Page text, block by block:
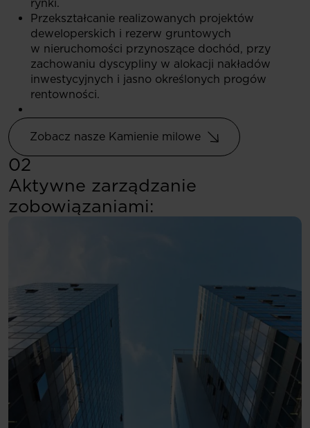
rynki.
Przekształcanie realizowanych projektów
deweloperskich i rezerw gruntowych
w nieruchomości przynoszące dochód, przy
zachowaniu dyscypliny w alokacji nakładów
inwestycyjnych i jasno określonych progów
rentowności.
Zobacz nasze Kamienie milowe
02
Aktywne zarządzanie
zobowiązaniami: